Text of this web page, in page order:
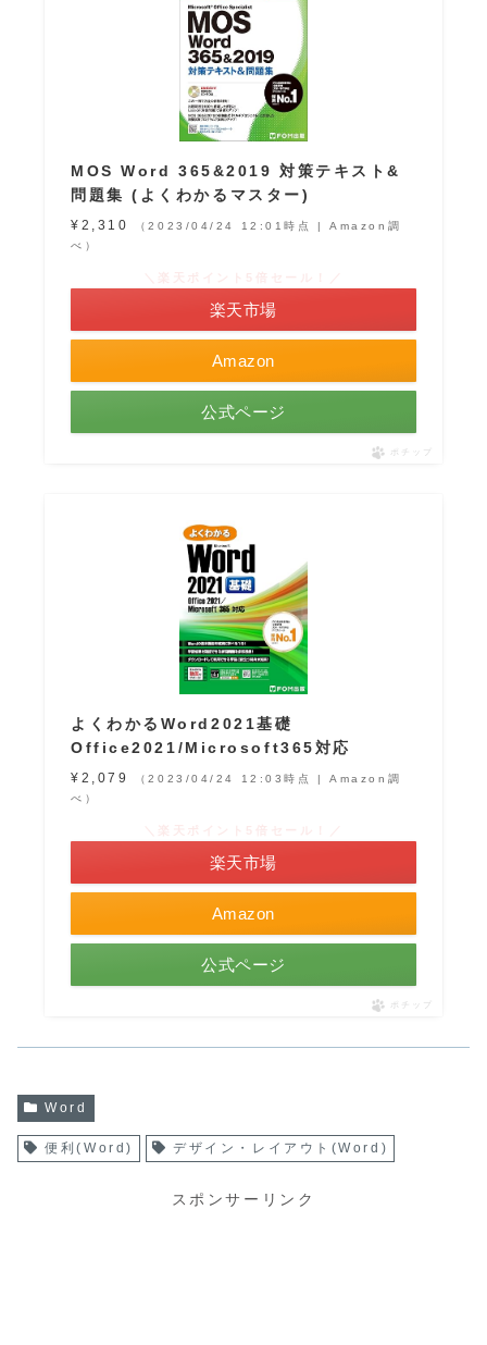
MOS Word 365&2019 対策テキスト&
問題集 (よくわかるマスター)
¥2,310
（2023/04/24 12:01時点 | Amazon調
べ）
Amazon
楽天市場
公式ページ
ポチップ
よくわかるWord2021基礎
Office2021/Microsoft365対応
¥2,079
（2023/04/24 12:03時点 | Amazon調
べ）
Amazon
楽天市場
公式ページ
ポチップ
Word
便利(Word) デザイン・レイアウト(Word)
スポンサーリンク